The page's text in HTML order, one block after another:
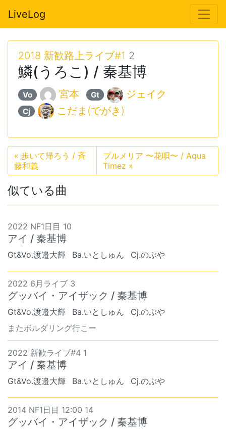
LiveLog
2018 新歓路上ライブ#1 2
鱗(うろこ) / 秦基博
Vo 宮本 Gt ジェイク
Cj こだま(でがき)
« 歩いて帰ろう / 斉
藤和義
プルメリア 〜花唄〜 / Aqua
Timez »
似ている曲
2022 NF1日目 10
アイ / 秦基博
Gt&Vo.渡邉大輝 Ba.いとしゅん Cj.のぶや
2022 6月ライブ 3
グッバイ・アイザック / 秦基博
Gt&Vo.渡邉大輝 Ba.いとしゅん
Cj.のぶや
またボルダリング行こー
2022 新歓ライブ#4 1
アイ / 秦基博
Gt&Vo.渡邉大輝 Ba.いとしゅん Cj.のぶや
2014 NF1日目 12:00 14
グッバイ・アイザック / 秦基博